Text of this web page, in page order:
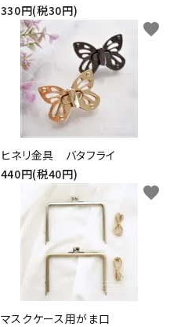
330円(税30円)
ヒネリ金具 バタフライ
440円(税40円)
favorite
マスクケース用がま口
favorite